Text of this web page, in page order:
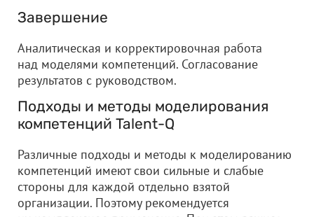
Завершение
Аналитическая и корректировочная работа
над моделями компетенций. Согласование
результатов с руководством.
Подходы и методы моделирования
компетенций Talent-Q
Различные подходы и методы к моделированию
компетенций имеют свои сильные и слабые
стороны для каждой отдельно взятой
организации. Поэтому рекомендуется